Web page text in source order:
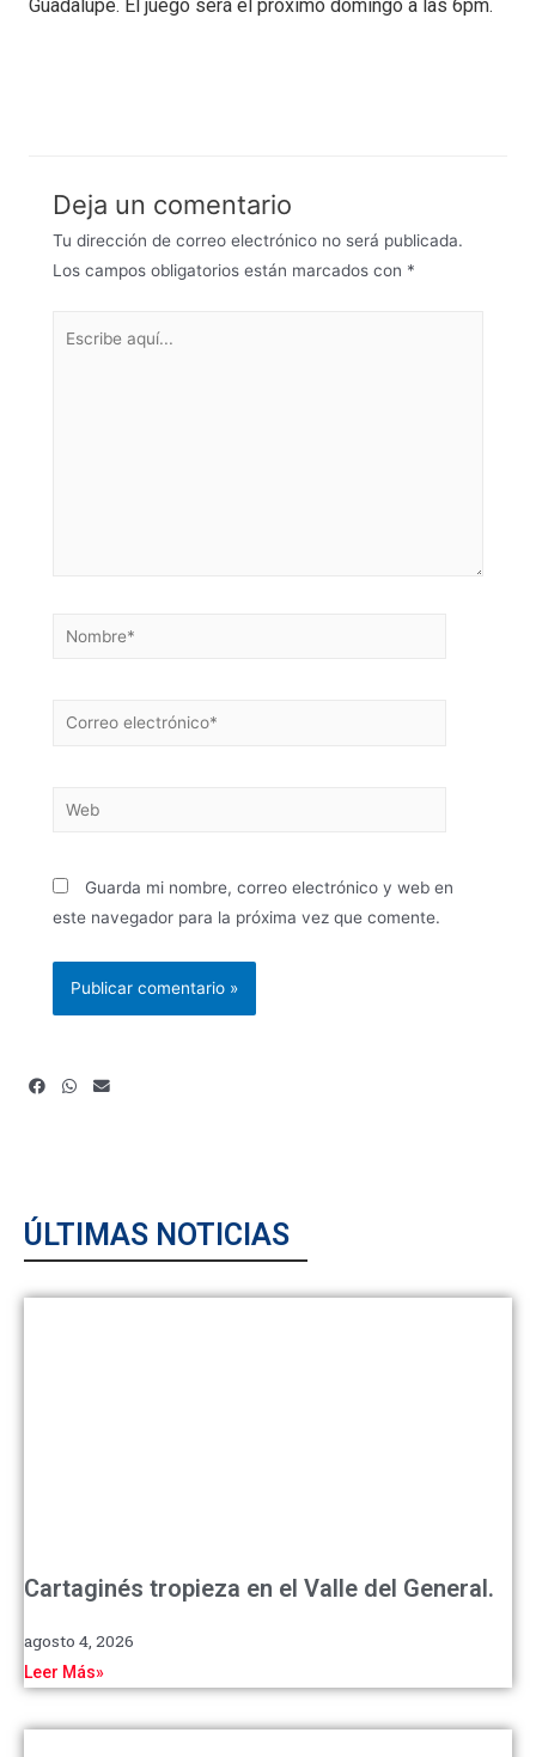
Guadalupe. El juego será el próximo domingo a las 6pm.
Deja un comentario
Tu dirección de correo electrónico no será publicada.
Los campos obligatorios están marcados con *
Guarda mi nombre, correo electrónico y web en
este navegador para la próxima vez que comente.
ÚLTIMAS NOTICIAS
Cartaginés tropieza en el Valle del General.
agosto 4, 2026
Leer Más»